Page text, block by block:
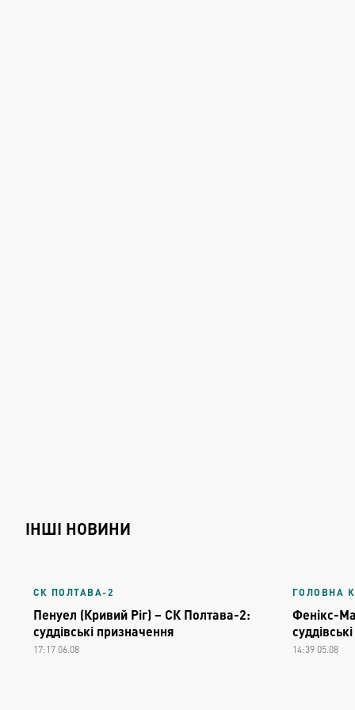
ІНШІ НОВИНИ
СК ПОЛТАВА-2
Пенуел (Кривий Ріг) – СК Полтава-2:
суддівські призначення
17:17 06.08
ГОЛОВНА
Фенікс-
14:39 05.08